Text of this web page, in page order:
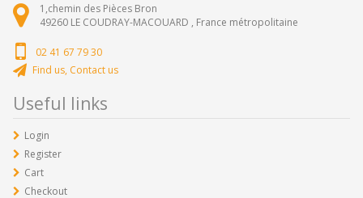
1,chemin des Pièces Bron
49260 LE COUDRAY-MACOUARD , France métropolitaine
02 41 67 79 30
Find us, Contact us
Useful links
Login
Register
Cart
Checkout